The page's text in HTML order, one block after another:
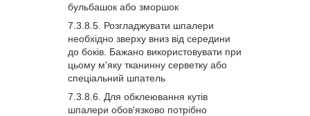
бульбашок або зморшок
Розгладжувати шпалери
необхідно зверху вниз від середини
до боків. Бажано використовувати при
цьому м'яку тканинну серветку або
спеціальний шпатель
Для обклеювання кутів
шпалери обов'язково потрібно